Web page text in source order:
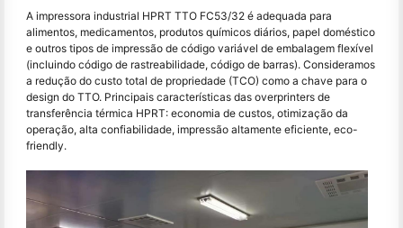
A impressora industrial HPRT TTO FC53/32 é adequada para
alimentos, medicamentos, produtos químicos diários, papel doméstico
e outros tipos de impressão de código variável de embalagem flexível
(incluindo código de rastreabilidade, código de barras). Consideramos
a redução do custo total de propriedade (TCO) como a chave para o
design do TTO. Principais características das overprinters de
transferência térmica HPRT: economia de custos, otimização da
operação, alta confiabilidade, impressão altamente eficiente, eco-
friendly.